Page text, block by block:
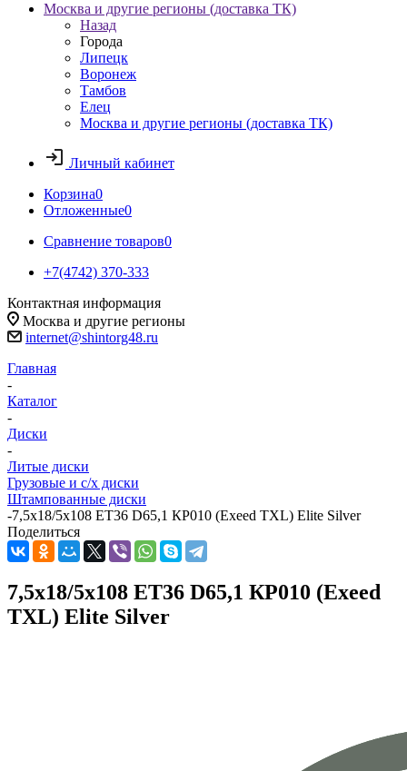
Москва и другие регионы (доставка ТК)
Назад
Города
Липецк
Воронеж
Тамбов
Елец
Москва и другие регионы (доставка ТК)
Личный кабинет
Корзина0
Отложенные0
Сравнение товаров0
+7(4742) 370-333
Контактная информация
Москва и другие регионы
internet@shintorg48.ru
Главная
-
Каталог
-
Диски
-
Литые диски
Грузовые и с/х диски
Штампованные диски
-7,5x18/5x108 ET36 D65,1 КР010 (Exeed TXL) Elite Silver
Поделиться
7,5x18/5x108 ET36 D65,1 КР010 (Exeed
TXL) Elite Silver